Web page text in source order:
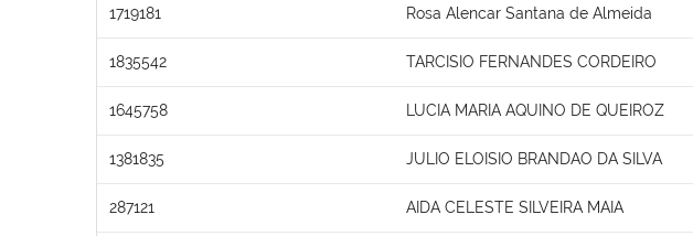
1719181 Rosa Alencar Santana de Almeida
1835542 TARCISIO FERNANDES CORDEIRO
1645758 LUCIA MARIA AQUINO DE QUEIROZ
1381835 JULIO ELOISIO BRANDAO DA SILVA
287121 AIDA CELESTE SILVEIRA MAIA